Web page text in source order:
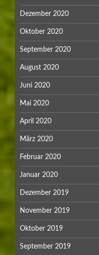
Dezember 2020
Oktober 2020
September 2020
August 2020
Juni 2020
Mai 2020
April 2020
März 2020
Februar 2020
Januar 2020
Dezember 2019
November 2019
Oktober 2019
September 2019